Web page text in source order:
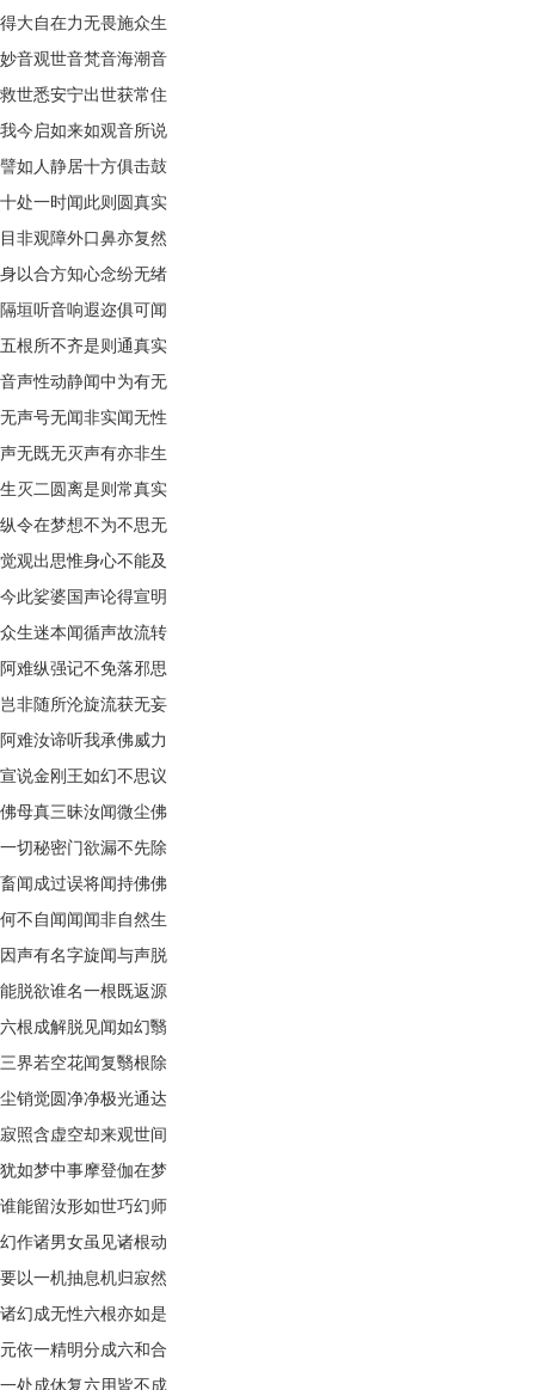
得大自在力无畏施众生
妙音观世音梵音海潮音
救世悉安宁出世获常住
我今启如来如观音所说
譬如人静居十方俱击鼓
十处一时闻此则圆真实
目非观障外口鼻亦复然
身以合方知心念纷无绪
隔垣听音响遐迩俱可闻
五根所不齐是则通真实
音声性动静闻中为有无
无声号无闻非实闻无性
声无既无灭声有亦非生
生灭二圆离是则常真实
纵令在梦想不为不思无
觉观出思惟身心不能及
今此娑婆国声论得宣明
众生迷本闻循声故流转
阿难纵强记不免落邪思
岂非随所沦旋流获无妄
阿难汝谛听我承佛威力
宣说金刚王如幻不思议
佛母真三昧汝闻微尘佛
一切秘密门欲漏不先除
畜闻成过误将闻持佛佛
何不自闻闻闻非自然生
因声有名字旋闻与声脱
能脱欲谁名一根既返源
六根成解脱见闻如幻翳
三界若空花闻复翳根除
尘销觉圆净净极光通达
寂照含虚空却来观世间
犹如梦中事摩登伽在梦
谁能留汝形如世巧幻师
幻作诸男女虽见诸根动
要以一机抽息机归寂然
诸幻成无性六根亦如是
元依一精明分成六和合
一处成休复六用皆不成